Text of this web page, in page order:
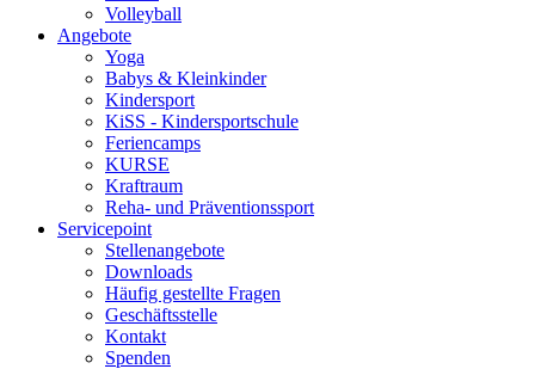
Volleyball
Angebote
Yoga
Babys & Kleinkinder
Kindersport
KiSS - Kindersportschule
Feriencamps
KURSE
Kraftraum
Reha- und Präventionssport
Servicepoint
Stellenangebote
Downloads
Häufig gestellte Fragen
Geschäftsstelle
Kontakt
Spenden